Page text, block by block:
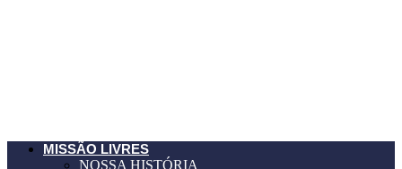
MISSÃO LIVRES
NOSSA HISTÓRIA